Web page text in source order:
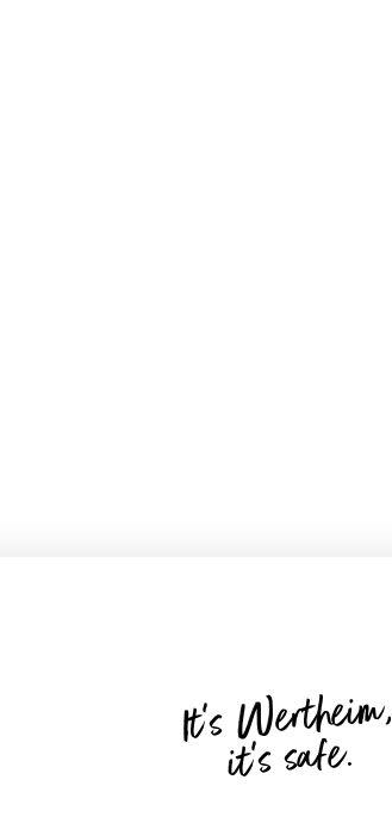
It's Wertheim,
it's safe.